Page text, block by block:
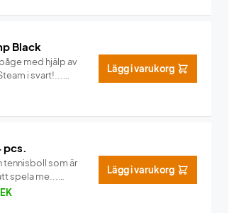
Black
med hjälp av
i svart!...
Lägg i varukorg
pcs.
tennisboll som är
spela me...
Lägg i varukorg